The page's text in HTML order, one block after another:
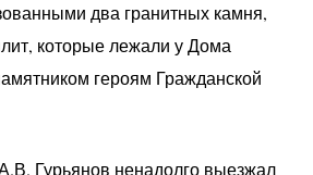
два гранитных камня,
которые лежали у Дома
героям Гражданской
Гурьянов ненадолго выезжал